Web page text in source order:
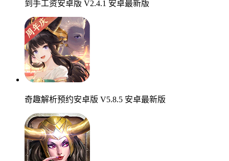
到手工资安卓版 V2.4.1 安卓最新版
奇趣解析预约安卓版 V5.8.5 安卓最新版